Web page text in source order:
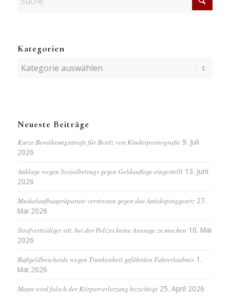
Kategorien
Kategorien
Neueste Beiträge
Kurze Bewährungsstrafe für Besitz von Kinderpornografie 9. Juli
2026
Anklage wegen Sozialbetrugs gegen Geldauflage eingestellt 13. Juni
2026
Muskelaufbaupräparate verstossen gegen das Antidopinggesetz 27.
Mai 2026
Strafverteidiger rät, bei der Polizei keine Aussage zu machen 10. Mai
2026
Bußgeldbescheide wegen Trunkenheit gefährden Fahrerlaubnis 1.
Mai 2026
Mann wird falsch der Körperverletzung bezichtigt 25. April 2026